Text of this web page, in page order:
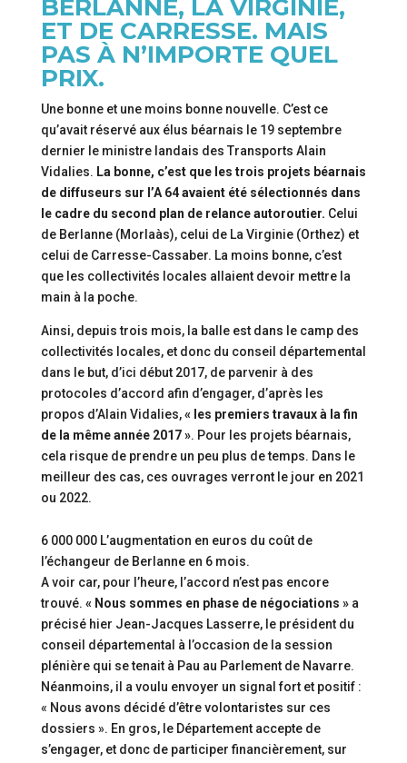
BERLANNE, LA VIRGINIE,
ET DE CARRESSE. MAIS
PAS À N’IMPORTE QUEL
PRIX.
Une bonne et une moins bonne nouvelle. C’est ce
qu’avait réservé aux élus béarnais le 19 septembre
dernier le ministre landais des Transports Alain
Vidalies. La bonne, c’est que les trois projets béarnais
de diffuseurs sur l’A 64 avaient été sélectionnés dans
le cadre du second plan de relance autoroutier. Celui
de Berlanne (Morlaàs), celui de La Virginie (Orthez) et
celui de Carresse-Cassaber. La moins bonne, c’est
que les collectivités locales allaient devoir mettre la
main à la poche.
Ainsi, depuis trois mois, la balle est dans le camp des
collectivités locales, et donc du conseil départemental
dans le but, d’ici début 2017, de parvenir à des
protocoles d’accord afin d’engager, d’après les
propos d’Alain Vidalies,« les premiers travaux à la fin
de la même année 2017 ». Pour les projets béarnais,
cela risque de prendre un peu plus de temps. Dans le
meilleur des cas, ces ouvrages verront le jour en 2021
ou 2022.
6 000 000 L’augmentation en euros du coût de
l’échangeur de Berlanne en 6 mois.
A voir car, pour l’heure, l’accord n’est pas encore
trouvé. « Nous sommes en phase de négociations »a
précisé hier Jean-Jacques Lasserre, le président du
conseil départemental à l’occasion de la session
plénière qui se tenait à Pau au Parlement de Navarre.
Néanmoins, il a voulu envoyer un signal fort et positif :
« Nous avons décidé d’être volontaristes sur ces
dossiers ». En gros, le Département accepte de
s’engager, et donc de participer financièrement, sur